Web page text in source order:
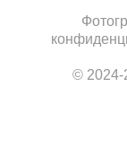
© 2024-